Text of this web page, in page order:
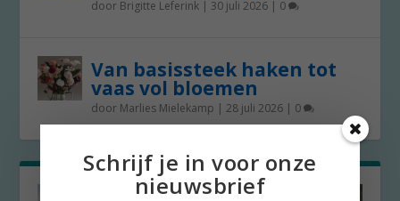
door Brigitte Leferink | 30 juli 2026 | 0
Van basissteek haken tot
vaas vol bloemen
door Marlies Mielekamp |28 juli 2026 | 0
Schrijf je in voor onze
nieuwsbrief